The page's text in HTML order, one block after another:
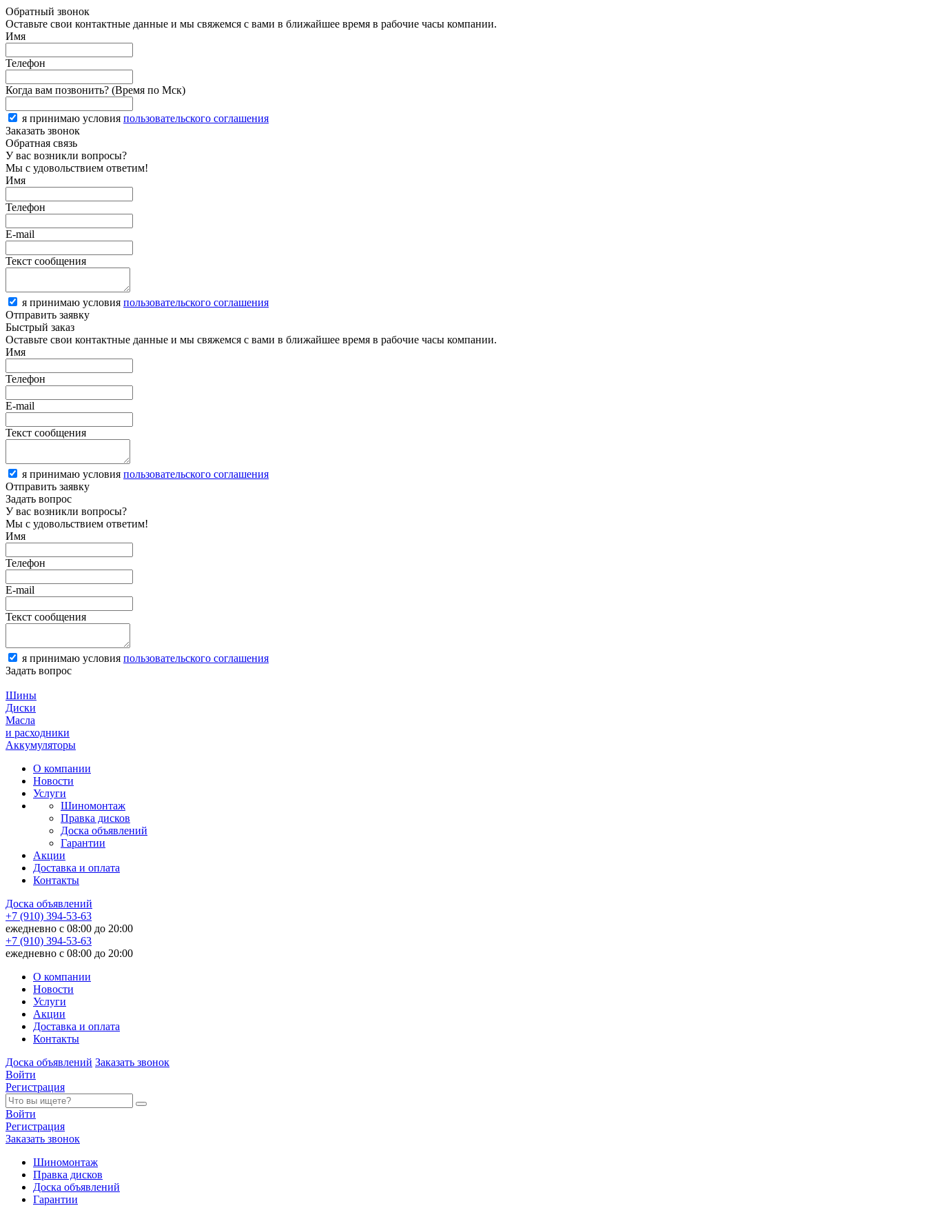
Обратный звонок
Оставьте свои контактные данные и мы свяжемся с вами в ближайшее время в рабочие часы компании.
Имя
Телефон
Когда вам позвонить? (Время по Мск)
я принимаю условия пользовательского соглашения
Заказать звонок
Обратная связь
У вас возникли вопросы?
Мы с удовольствием ответим!
Имя
Телефон
E-mail
Текст сообщения
я принимаю условия пользовательского соглашения
Отправить заявку
Быстрый заказ
Оставьте свои контактные данные и мы свяжемся с вами в ближайшее время в рабочие часы компании.
Имя
Телефон
E-mail
Текст сообщения
я принимаю условия пользовательского соглашения
Отправить заявку
Задать вопрос
У вас возникли вопросы?
Мы с удовольствием ответим!
Имя
Телефон
E-mail
Текст сообщения
я принимаю условия пользовательского соглашения
Задать вопрос
Шины
Диски
Масла
и расходники
Аккумуляторы
О компании
Новости
Услуги
Шиномонтаж
Правка дисков
Доска объявлений
Гарантии
Акции
Доставка и оплата
Контакты
Доска объявлений
+7 (910) 394-53-63
ежедневно с 08:00 до 20:00
+7 (910) 394-53-63
ежедневно с 08:00 до 20:00
О компании
Новости
Услуги
Акции
Доставка и оплата
Контакты
Доска объявлений Заказать звонок
Войти
Регистрация
Войти
Регистрация
Заказать звонок
Шиномонтаж
Правка дисков
Доска объявлений
Гарантии